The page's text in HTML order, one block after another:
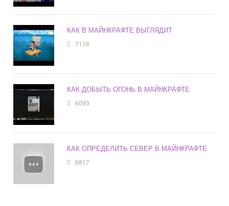
КАК В МАЙНКРАФТЕ ВЫГЛЯДИТ
7116
КАК ДОБЫТЬ ОГОНЬ В МАЙНКРАФТЕ
6093
КАК ОПРЕДЕЛИТЬ СЕВЕР В МАЙНКРАФТЕ
6817